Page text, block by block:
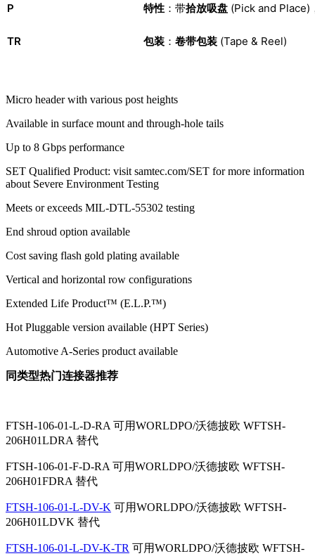
P 特性 ：带拾放吸盘 (Pick and Place)
TR 包装 ： 卷带包装 (Tape & Reel)
Micro header with various post heights
Available in surface mount and through-hole tails
Up to 8 Gbps performance
SET Qualified Product: visit samtec.com/SET for more information
about Severe Environment Testing
Meets or exceeds MIL-DTL-55302 testing
End shroud option available
Cost saving flash gold plating available
Vertical and horizontal row configurations
Extended Life Product™ (E.L.P.™)
Hot Pluggable version available (HPT Series)
Automotive A-Series product available
同类型热门连接器推荐
FTSH-106-01-L-D-RA 可用WORLDPO/沃德披欧 WFTSH-
206H01LDRA 替代
FTSH-106-01-F-D-RA 可用WORLDPO/沃德披欧 WFTSH-
206H01FDRA 替代
FTSH-106-01-L-DV-K 可用WORLDPO/沃德披欧 WFTSH-
206H01LDVK 替代
FTSH-106-01-L-DV-K-TR 可用WORLDPO/沃德披欧 WFTSH-